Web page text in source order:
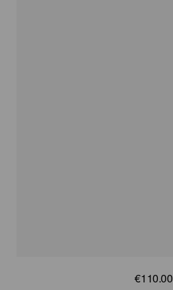
€135.00
€110.00
€135.00
€110.00